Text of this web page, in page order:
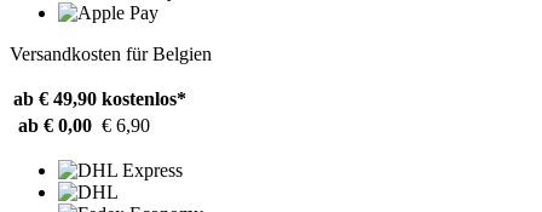
Versandkosten für Belgien
ab € 49,90 kostenlos*
ab € 0,00 € 6,90